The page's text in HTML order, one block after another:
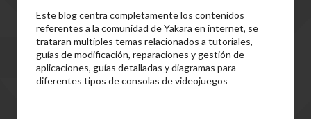
Este blog centra completamente los contenidos
referentes a la comunidad de Yakara en internet, se
trataran multiples temas relacionados a tutoriales,
guías de modificación, reparaciones y gestión de
aplicaciones, guías detalladas y diagramas para
diferentes tipos de consolas de videojuegos